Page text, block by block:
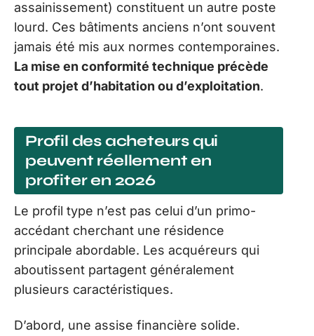
assainissement) constituent un autre poste
lourd. Ces bâtiments anciens n’ont souvent
jamais été mis aux normes contemporaines.
La mise en conformité technique précède
tout projet d’habitation ou d’exploitation.
Profil des acheteurs qui
peuvent réellement en
profiter en 2026
Le profil type n’est pas celui d’un primo-
accédant cherchant une résidence
principale abordable. Les acquéreurs qui
aboutissent partagent généralement
plusieurs caractéristiques.
D’abord, une assise financière solide.